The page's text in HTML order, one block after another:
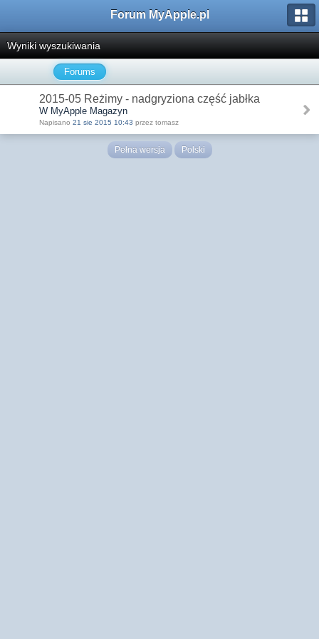
Forum MyApple.pl
Wyniki wyszukiwania
Forums
2015-05 Reżimy - nadgryziona część jabłka
W MyApple Magazyn
Napisano 21 sie 2015 10:43 przez tomasz
Pełna wersja Polski